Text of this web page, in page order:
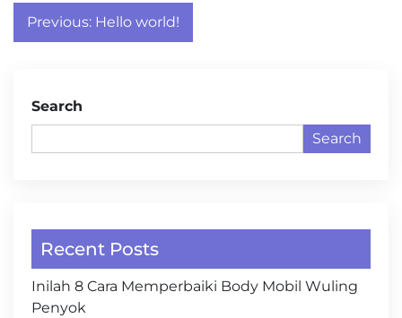
Post
navigation
Previous: Hello world!
Search
Search
Recent Posts
Inilah 8 Cara Memperbaiki Body Mobil Wuling
Penyok